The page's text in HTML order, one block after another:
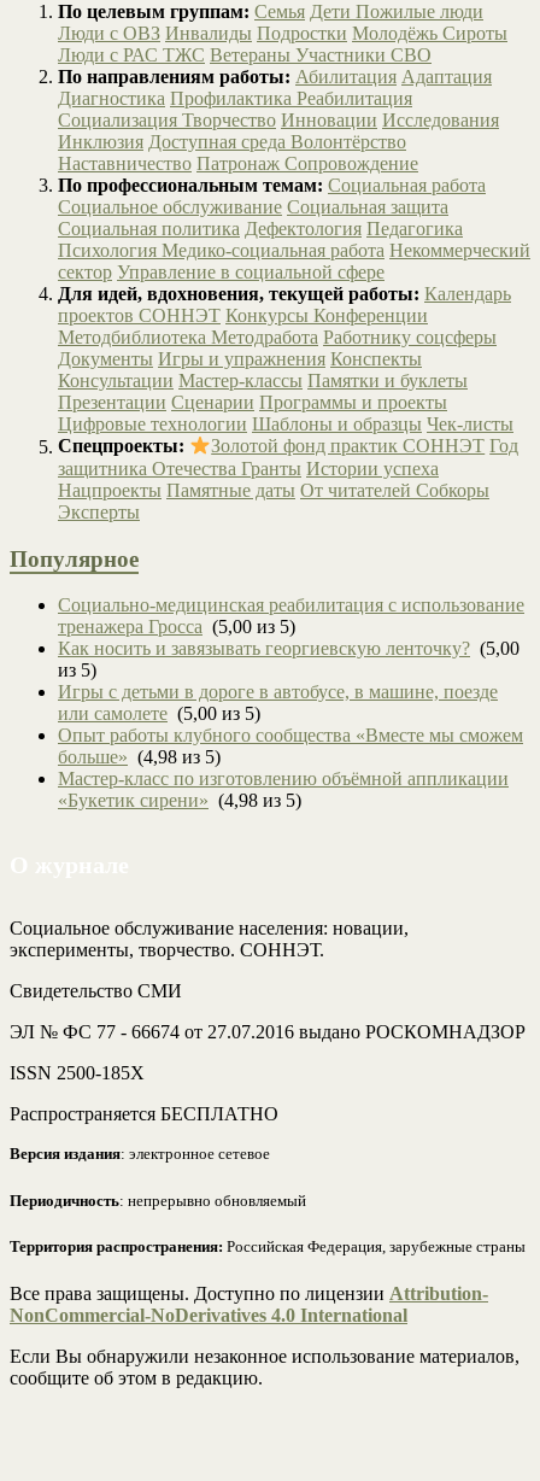
По целевым группам: Семья Дети Пожилые люди
Люди с ОВЗ Инвалиды Подростки Молодёжь Сироты
Люди с РАС ТЖС Ветераны Участники СВО
По направлениям работы: Абилитация Адаптация
Диагностика Профилактика Реабилитация
Социализация Творчество Инновации Исследования
Инклюзия Доступная среда Волонтёрство
Наставничество Патронаж Сопровождение
По профессиональным темам: Социальная работа
Социальное обслуживание Социальная защита
Социальная политика Дефектология Педагогика
Психология Медико-социальная работа Некоммерческий
сектор Управление в социальной сфере
Для идей, вдохновения, текущей работы: Календарь
проектов СОННЭТ Конкурсы Конференции
Методбиблиотека Методработа Работнику соцсферы
Документы Игры и упражнения Конспекты
Консультации Мастер-классы Памятки и буклеты
Презентации Сценарии Программы и проекты
Цифровые технологии Шаблоны и образцы Чек-листы
Спецпроекты:
Золотой фонд практик СОННЭТ Год
защитника Отечества Гранты Истории успеха
Нацпроекты Памятные даты От читателей Собкоры
Эксперты
Популярное
Социально-медицинская реабилитация с использование
тренажера Гросса (5,00 из 5)
Как носить и завязывать георгиевскую ленточку? (5,00
из 5)
Игры с детьми в дороге в автобусе, в машине, поезде
или самолете (5,00 из 5)
Опыт работы клубного сообщества «Вместе мы сможем
больше» (4,98 из 5)
Мастер-класс по изготовлению объёмной аппликации
«Букетик сирени» (4,98 из 5)
Социальное обслуживание населения: новации,
эксперименты, творчество. СОННЭТ.
Свидетельство СМИ
ЭЛ № ФС 77 - 66674 от 27.07.2016 выдано РОСКОМНАДЗОР
ISSN 2500-185Х
Распространяется БЕСПЛАТНО
Версия издания: электронное сетевое
Периодичность: непрерывно обновляемый
Территория распространения: Российская Федерация, зарубежные страны
Все права защищены. Доступно по лицензии Attribution-
NonCommercial-NoDerivatives 4.0 International
Если Вы обнаружили незаконное использование материалов,
сообщите об этом в редакцию.